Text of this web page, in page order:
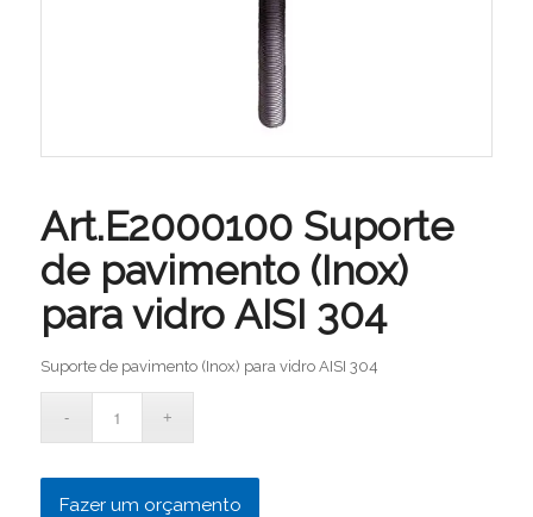
Art.E2000100 Suporte
de pavimento (Inox)
para vidro AISI 304
Suporte de pavimento (Inox) para vidro AISI 304
Fazer um orçamento